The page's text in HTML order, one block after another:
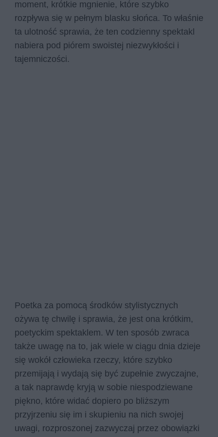
moment, krótkie mgnienie, które szybko
rozpływa się w pełnym blasku słońca. To właśnie
ta ulotność sprawia, że ten codzienny spektakl
nabiera pod piórem swoistej niezwykłości i
tajemniczości.
Poetka za pomocą środków stylistycznych
ożywa tę chwilę i sprawia, że jest ona krótkim,
poetyckim spektaklem. W ten sposób zwraca
także uwagę na to, jak wiele w ciągu dnia dzieje
się wokół człowieka rzeczy, które szybko
przemijają i wydają się być zupełnie zwyczajne,
a tak naprawdę kryją w sobie niespodziewane
piękno, które widać dopiero po bliższym
przyjrzeniu się im i skupieniu na nich swojej
uwagi, rozproszonej zazwyczaj przez obowiązki